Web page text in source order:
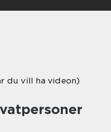
du vill ha videon)